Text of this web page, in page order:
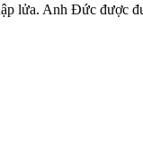
lửa. Anh Đức được